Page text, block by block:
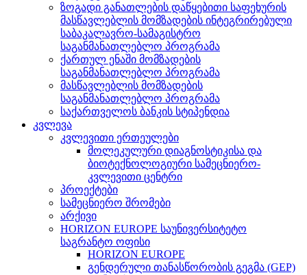
ზოგადი განათლების დაწყებითი საფეხურის
მასწავლებლის მომზადების ინტეგრირებული
საბაკალავრო-სამაგისტრო
საგანმანათლებლო პროგრამა
ქართულ ენაში მომზადების
საგანმანათლებლო პროგრამა
მასწავლებლის მომზადების
საგანმანათლებლო პროგრამა
საქართველოს ბანკის სტიპენდია
კვლევა
კვლევითი ერთეულები
მოლეკულური დიაგნოსტიკისა და
ბიოტექნოლოგიური სამეცნიერო-
კვლევითი ცენტრი
პროექტები
სამეცნიერო შრომები
არქივი
HORIZON EUROPE საუნივერსიტეტო
საგრანტო ოფისი
HORIZON EUROPE
გენდერული თანასწორობის გეგმა (GEP)